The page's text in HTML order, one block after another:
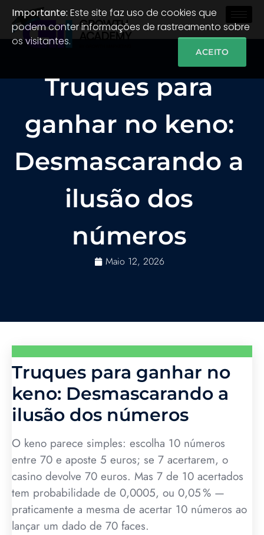
Truques para
ganhar no keno:
Desmascarando a
ilusão dos
números
Maio 12, 2026
Truques para ganhar no
keno: Desmascarando a
ilusão dos números
O keno parece simples: escolha 10 números
entre 70 e aposte 5 euros; se 7 acertarem, o
casino devolve 70 euros. Mas 7 de 10 acertados
tem probabilidade de 0,0005, ou 0,05 % —
praticamente a mesma de acertar 10 números ao
lançar um dado de 70 faces.
Importante: Este site faz uso de cookies que
podem conter informações de rastreamento sobre
os visitantes.
ACEITO